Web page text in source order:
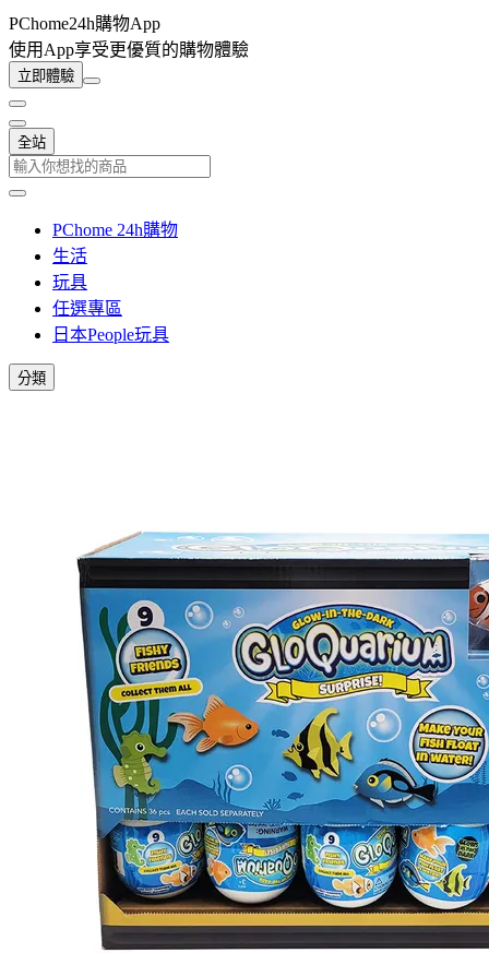
PChome24h購物App
使用App享受更優質的購物體驗
立即體驗
全站
PChome 24h購物
生活
玩具
任選專區
日本People玩具
分類